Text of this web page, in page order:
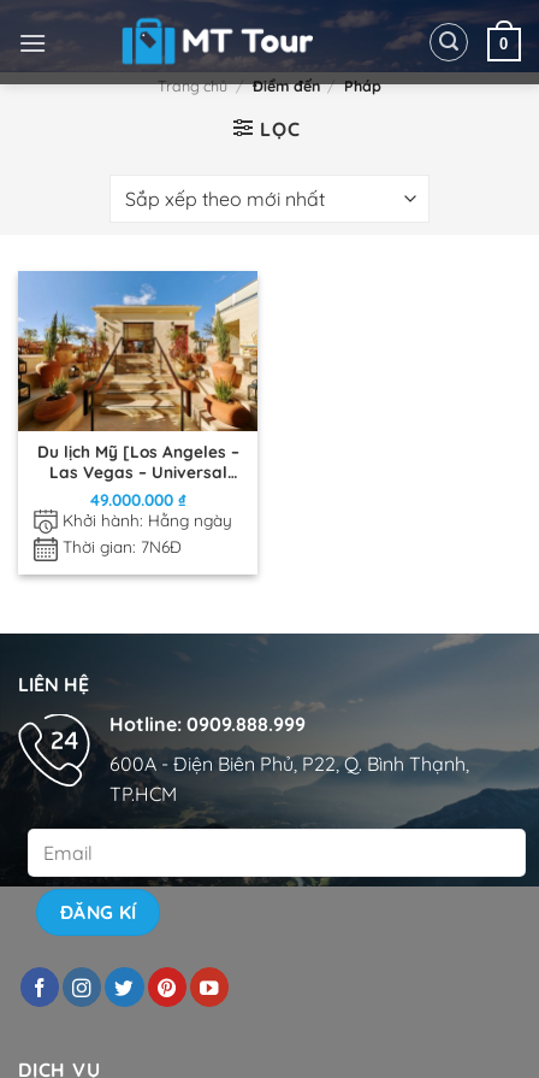
content
0
Trang chủ / Điểm đến / Pháp
LỌC
Du lịch Mỹ [Los Angeles –
Las Vegas – Universal
Studios Hollywood] [2
đêm KS 5* Bellagio, Las
Vegas]
49.000.000 ₫
Khởi hành: Hằng ngày
Thời gian: 7N6Đ
LIÊN HỆ
Hotline: 0909.888.999
600A - Điện Biên Phủ, P22, Q. Bình Thạnh,
TP.HCM
DỊCH VỤ